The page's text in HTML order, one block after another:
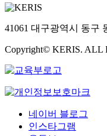
41061 대구광역시 동구
Copyright© KERIS. ALL
네이버 블로그
인스타그램